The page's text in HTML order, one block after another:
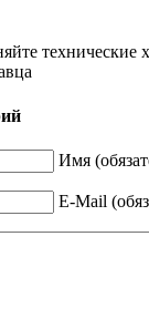
технические
Имя
E-Mail